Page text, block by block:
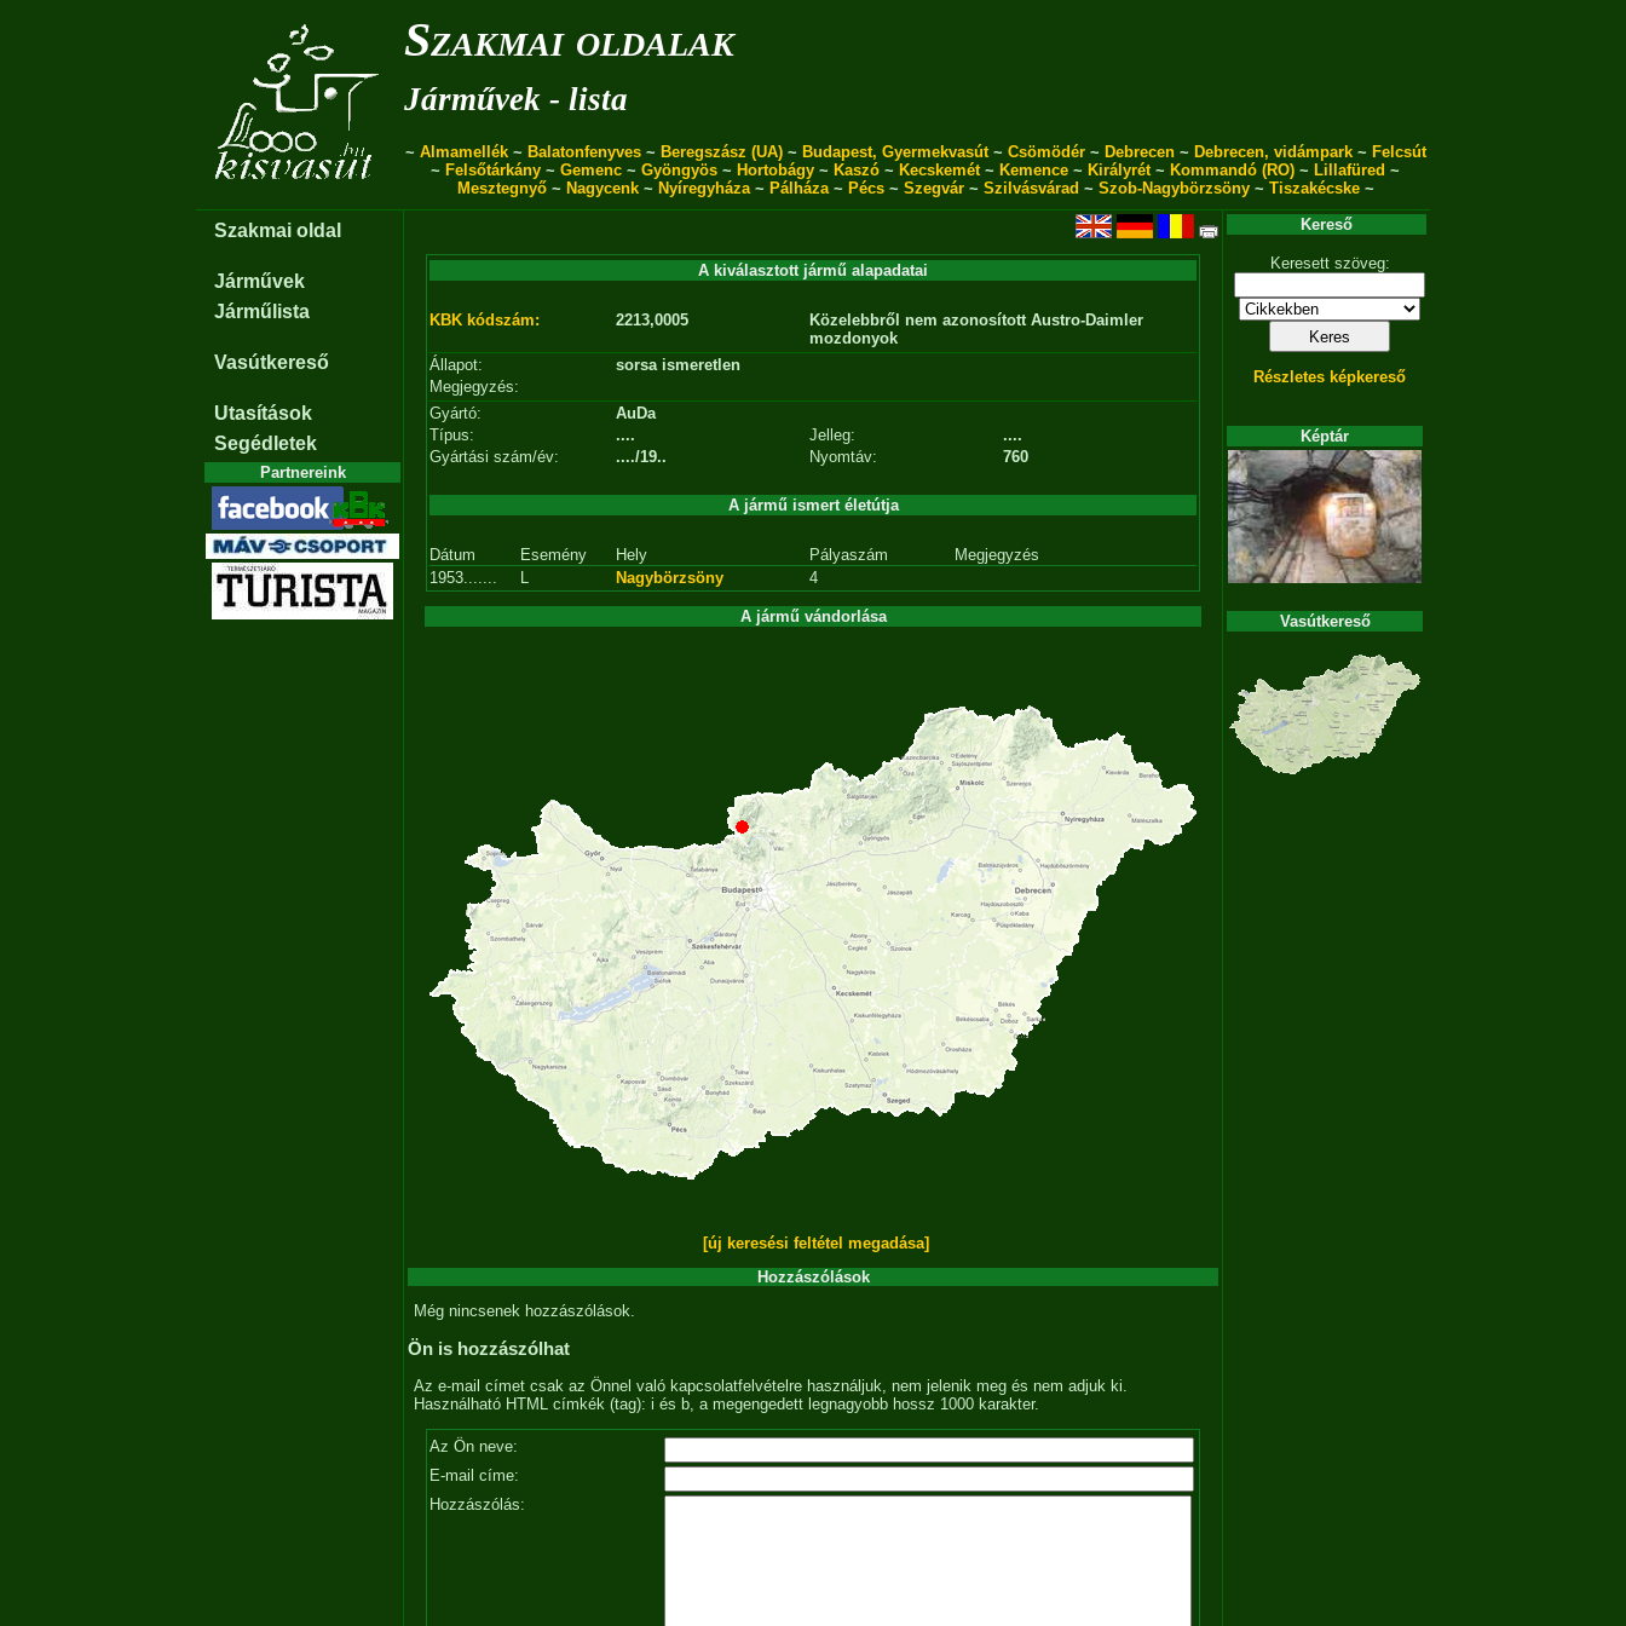
Szakmai oldalak
Járművek - lista
~ Almamellék~ Balatonfenyves~ Beregszász (UA)~ Budapest, Gyermekvasút~ Csömödér~ Debrecen~ Debrecen, vidámpark~ Felcsút
~ Felsőtárkány ~ Gemenc ~ Gyöngyös ~ Hortobágy ~ Kaszó ~ Kecskemét~ Kemence ~ Királyrét~ Kommandó (RO) ~ Lillafüred ~
Mesztegnyő~ Nagycenk~ Nyíregyháza~ Pálháza~ Pécs~ Szegvár~ Szilvásvárad ~ Szob-Nagybörzsöny~ Tiszakécske~
Szakmai oldal
Járművek
Járműlista
Vasútkereső
Utasítások
Segédletek
Partnereink
A kiválasztott jármű alapadatai
KBK kódszám: 2213,0005
Közelebbről nem azonosított Austro-Daimler
mozdonyok
Állapot:
sorsa ismeretlen
Megjegyzés:
Gyártó:
AuDa
Típus:
.... Jelleg:
....
Gyártási szám/év:
..../19.. Nyomtáv: 760
A jármű ismert életútja
Dátum Esemény Hely Pályaszám
Megjegyzés
1953.......
L Nagybörzsöny 4
A jármű vándorlása
[új keresési feltétel megadása]
Hozzászólások
Még nincsenek hozzászólások.
Ön is hozzászólhat
Az e-mail címet csak az Önnel való kapcsolatfelvételre használjuk, nem jelenik meg és nem adjuk ki.
Használható HTML címkék (tag): i és b, a megengedett legnagyobb hossz 1000 karakter.
Az Ön neve:
E-mail címe:
Hozzászólás:
Kereső
Keresett szöveg:
Részletes képkereső
Képtár
Vasútkereső